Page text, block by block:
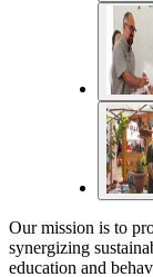
Our mission is to
synergizing
education and